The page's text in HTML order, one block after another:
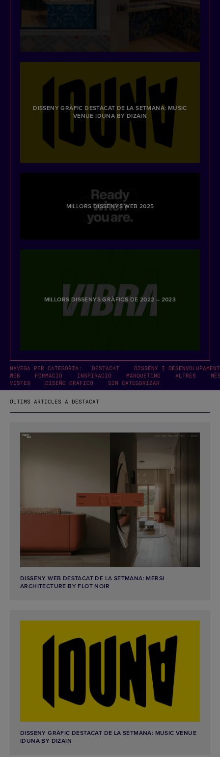
DISSENY GRÀFIC DESTACAT DE LA SETMANA: MUSIC
VENUE IDUNA BY DIZAIN
MILLORS DISSENYS WEB 2025
MILLORS DISSENYS GRÀFICS DE 2022 – 2023
NAVEGA PER CATEGORIA: DESTACAT
DISSENY I DESENVOLUPAMENT
WEB
FORMACIÓ INSPIRACIÓ MÀRQUETING ALTRES
VISTES
DISEÑO GRÁFICO SIN CATEGORIZAR
ÚLTIMS ARTICLES A DESTACAT
DISSENY WEB DESTACAT DE LA SETMANA: MERSI
ARCHITECTURE BY FLOT NOIR
DISSENY GRÀFIC DESTACAT DE LA SETMANA: MUSIC VENUE
IDUNA BY DIZAIN